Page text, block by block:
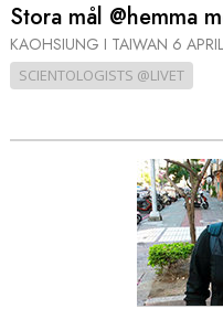
Stora mål @hemma
KAOHSIUNG I TAIWAN 6
SCIENTOLOGISTS @LIVET